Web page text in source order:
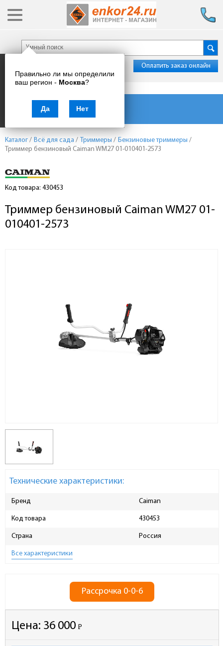
Правильно ли мы определили
ваш регион - Москва?
Да Нет
Оплатить заказ онлайн
Каталог товаров
Каталог / Всё для сада / Триммеры / Бензиновые триммеры /
Триммер бензиновый Caiman WM27 01-010401-2573
Код товара: 430453
Триммер бензиновый Caiman WM27 01-
010401-2573
Технические характеристики:
Бренд Caiman
Код товара 430453
Страна Россия
Все характеристики
Рассрочка 0-0-6
Цена: 36 000 Р
-